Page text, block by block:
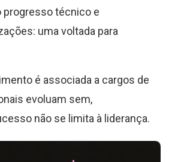
progresso técnico e
uma voltada para
é associada a cargos de
evoluam sem,
não se limita à liderança.